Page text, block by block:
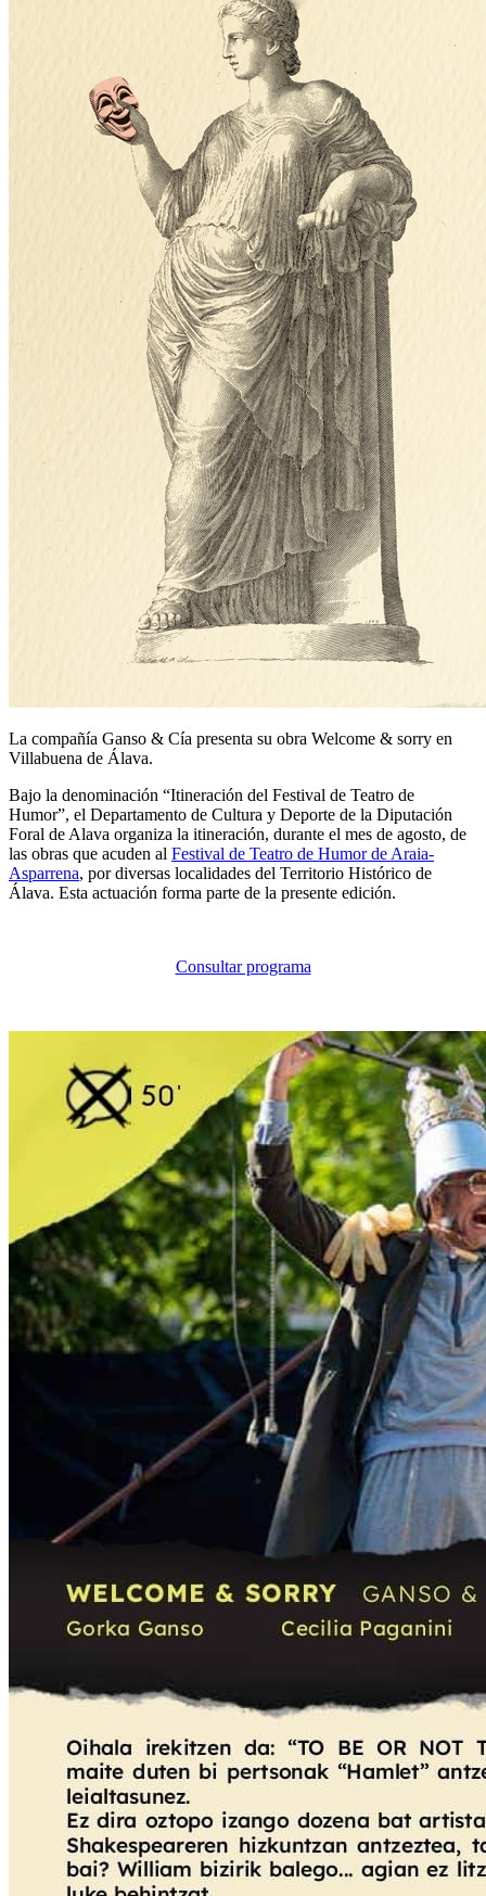
La compañía Ganso & Cía presenta su obra Welcome & sorry en
Villabuena de Álava.
Bajo la denominación “Itineración del Festival de Teatro de
Humor”, el Departamento de Cultura y Deporte de la Diputación
Foral de Alava organiza la itineración, durante el mes de agosto, de
las obras que acuden al Festival de Teatro de Humor de Araia-
Asparrena, por diversas localidades del Territorio Histórico de
Álava. Esta actuación forma parte de la presente edición.
Consultar programa